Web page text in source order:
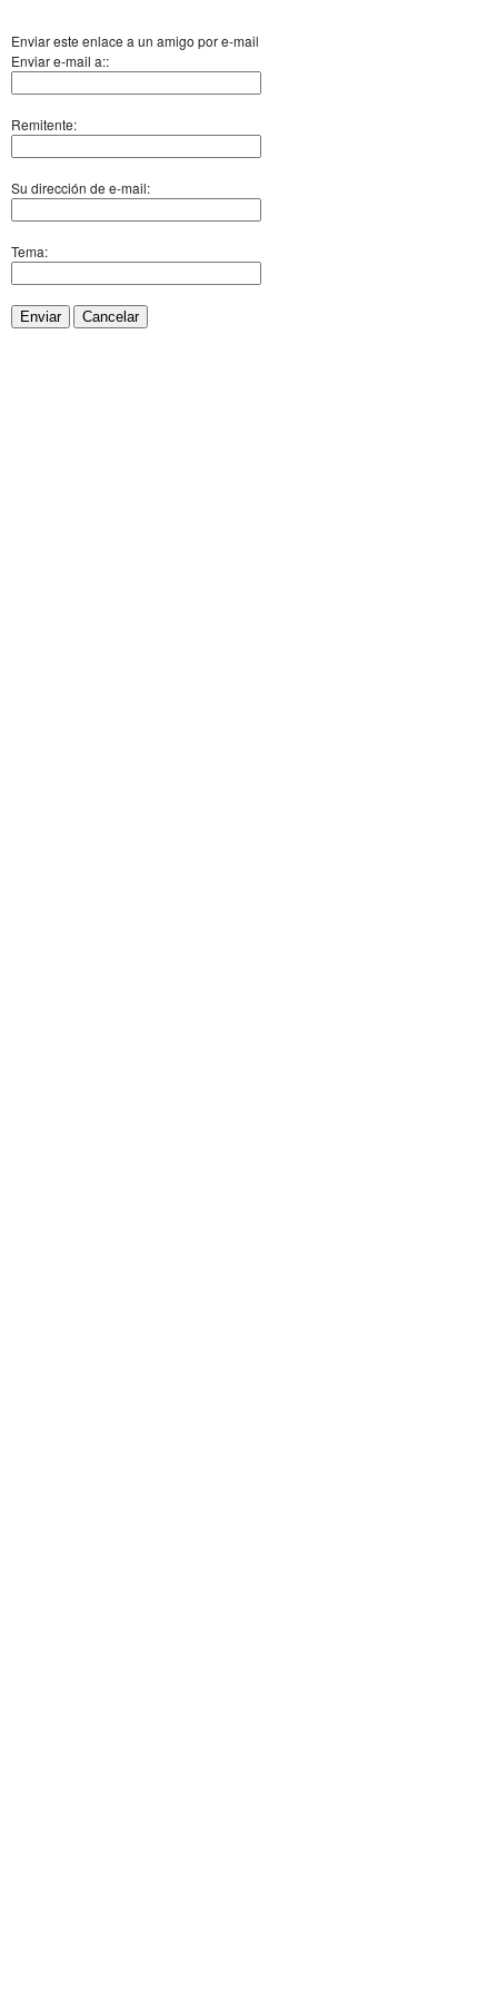
Enviar este enlace a un amigo por e-mail
Enviar e-mail a::
Remitente:
Su dirección de e-mail:
Tema:
Enviar Cancelar